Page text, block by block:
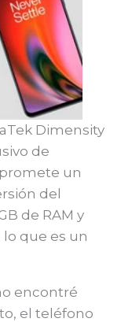
Dimensity
de
un
del
de RAM y
que es un
encontré
el teléfono